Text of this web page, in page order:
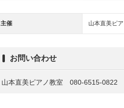
主催 山本直美ピ
お問い合わせ
山本直美ピアノ教室 080-6515-0822